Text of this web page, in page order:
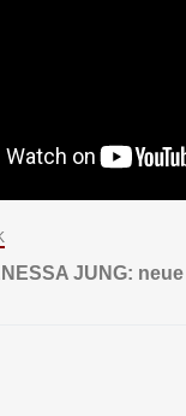
JUNG: